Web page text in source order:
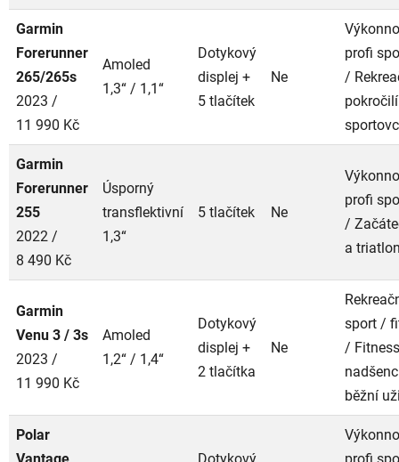
Garmin
Forerunner
265/265s
2023 /
11 990 Kč
Amoled
1,3“ / 1,1“
Dotykový
displej +
5 tlačítek
Ne
profi
/
pokročilí
Garmin
Forerunner
255
2022 /
8 490 Kč
Úsporný
transflektivní
1,3“
5 tlačítek Ne
profi
/
a
Garmin
Venu 3 / 3s
2023 /
11 990 Kč
Amoled
1,2“ / 1,4“
Dotykový
displej +
2 tlačítka
Ne
sport /
/ Fitness
běžní
Polar